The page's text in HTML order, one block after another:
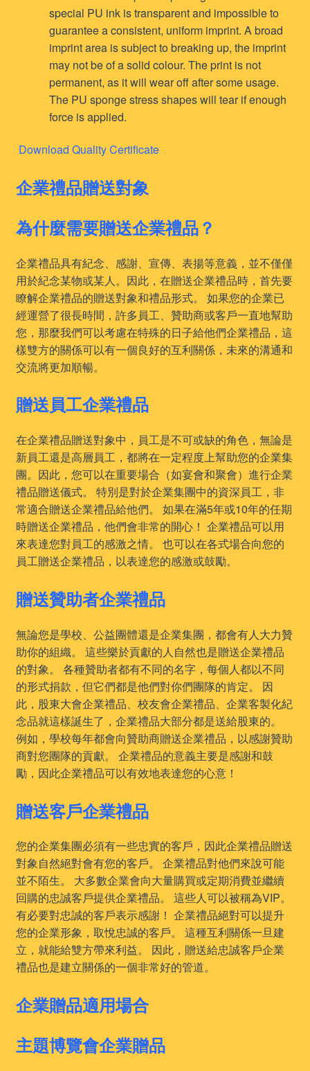
special PU ink is transparent and impossible to
guarantee a consistent, uniform imprint. A broad
imprint area is subject to breaking up, the imprint
may not be of a solid colour. The print is not
permanent, as it will wear off after some usage.
The PU sponge stress shapes will tear if enough
force is applied.
Download Quality Certificate
企業禮品贈送對象
為什麼需要贈送企業禮品？
企業禮品具有紀念、感謝、宣傳、表揚等意義，並不僅僅
用於紀念某物或某人。因此，在贈送企業禮品時，首先要
瞭解企業禮品的贈送對象和禮品形式。 如果您的企業已
經運營了很長時間，許多員工、贊助商或客戶一直地幫助
您，那麼我們可以考慮在特殊的日子給他們企業禮品，這
樣雙方的關係可以有一個良好的互利關係，未來的溝通和
交流將更加順暢。
贈送員工企業禮品
在企業禮品贈送對象中，員工是不可或缺的角色，無論是
新員工還是高層員工，都將在一定程度上幫助您的企業集
團。因此，您可以在重要場合（如宴會和聚會）進行企業
禮品贈送儀式。 特別是對於企業集團中的資深員工，非
常適合贈送企業禮品給他們。 如果在滿5年或10年的任期
時贈送企業禮品，他們會非常的開心！ 企業禮品可以用
來表達您對員工的感激之情。 也可以在各式場合向您的
員工贈送企業禮品，以表達您的感激或鼓勵。
贈送贊助者企業禮品
無論您是學校、公益團體還是企業集團，都會有人大力贊
助你的組織。 這些樂於貢獻的人自然也是贈送企業禮品
的對象。 各種贊助者都有不同的名字，每個人都以不同
的形式捐款，但它們都是他們對你們團隊的肯定。 因
此，股東大會企業禮品、校友會企業禮品、企業客製化紀
念品就這樣誕生了，企業禮品大部分都是送給股東的。
例如，學校每年都會向贊助商贈送企業禮品，以感謝贊助
商對您團隊的貢獻。 企業禮品的意義主要是感謝和鼓
勵，因此企業禮品可以有效地表達您的心意！
贈送客戶企業禮品
您的企業集團必須有一些忠實的客戶，因此企業禮品贈送
對象自然絕對會有您的客戶。 企業禮品對他們來說可能
並不陌生。 大多數企業會向大量購買或定期消費並繼續
回購的忠誠客戶提供企業禮品。 這些人可以被稱為VIP。
有必要對忠誠的客戶表示感謝！ 企業禮品絕對可以提升
您的企業形象，取悅忠誠的客戶。 這種互利關係一旦建
立，就能給雙方帶來利益。 因此，贈送給忠誠客戶企業
禮品也是建立關係的一個非常好的管道。
企業贈品適用場合
主題博覽會企業贈品